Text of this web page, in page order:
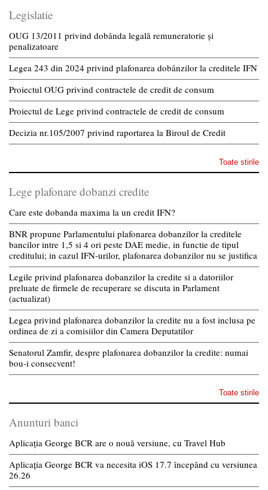
Legislatie
OUG 13/2011 privind dobânda legală remuneratorie și
penalizatoare
Legea 243 din 2024 privind plafonarea dobânzilor la creditele IFN
Proiectul OUG privind contractele de credit de consum
Proiectul de Lege privind contractele de credit de consum
Decizia nr.105/2007 privind raportarea la Biroul de Credit
Toate stirile
Lege plafonare dobanzi credite
Care este dobanda maxima la un credit IFN?
BNR propune Parlamentului plafonarea dobanzilor la creditele
bancilor intre 1,5 si 4 ori peste DAE medie, in functie de tipul
creditului; in cazul IFN-urilor, plafonarea dobanzilor nu se justifica
Legile privind plafonarea dobanzilor la credite si a datoriilor
preluate de firmele de recuperare se discuta in Parlament
(actualizat)
Legea privind plafonarea dobanzilor la credite nu a fost inclusa pe
ordinea de zi a comisiilor din Camera Deputatilor
Senatorul Zamfir, despre plafonarea dobanzilor la credite: numai
bou-i consecvent!
Toate stirile
Anunturi banci
Aplicația George BCR are o nouă versiune, cu Travel Hub
Aplicația George BCR va necesita iOS 17.7 începând cu versiunea
26.26